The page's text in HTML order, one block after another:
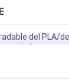
del PLA/
- amistoso
del artículo